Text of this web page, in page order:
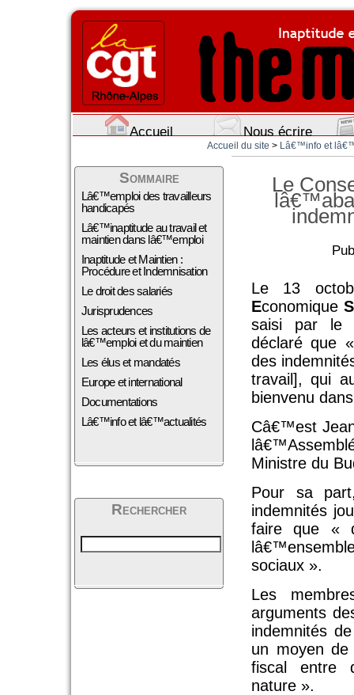
Accueil Nous écrire
Accueil du site > Lâ€™info et
Sommaire
Lâ€™emploi des travailleurs
handicapés
Lâ€™inaptitude au travail et
maintien dans lâ€™emploi
Inaptitude et Maintien :
Procédure et Indemnisation
Le droit des salariés
Jurisprudences
Les acteurs et institutions de
lâ€™emploi et du maintien
Les élus et mandatés
Europe et international
Documentations
Lâ€™info et lâ€™actualités
Rechercher
Le
Le 13
EconomiqueS
saisi par le
déclaré que
des
travail], qui
bienvenu
Câ€™est
Ministre du
Pour sa
indemnités
faire que «
sociaux ».
Les
arguments
indemnités
un moyen
fiscal entre
nature ».